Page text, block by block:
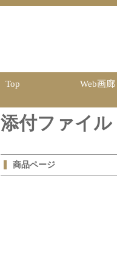
Top Web画廊
添付ファイル
商品ページ